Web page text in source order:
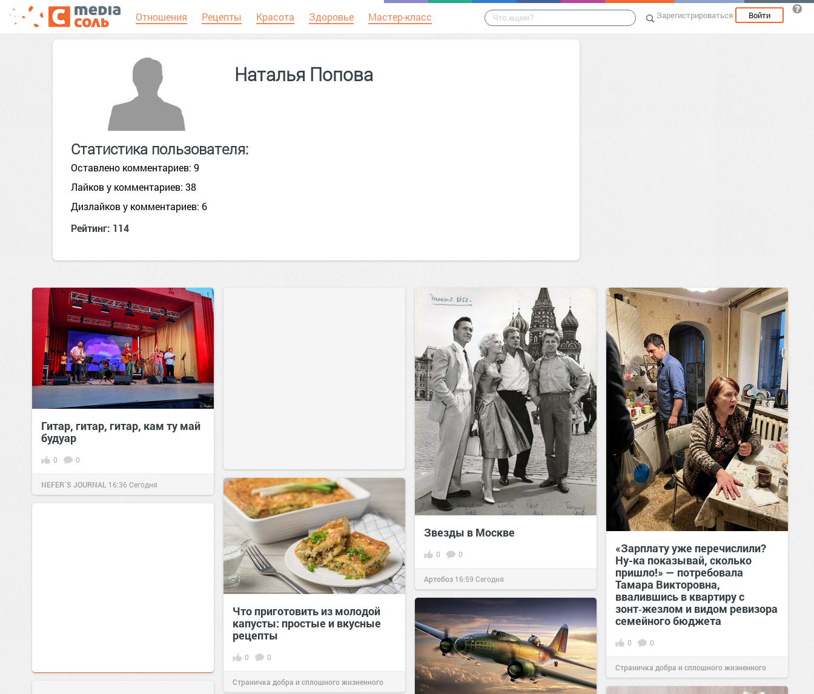
Отношения Рецепты Красота Здоровье Мастер-класс Зарегистрироваться Войти
Наталья Попова
Статистика пользователя:
Оставлено комментариев: 9
Лайков у комментариев: 38
Дизлайков у комментариев: 6
Рейтинг: 114
Гитар, гитар, гитар, кам ту май
будуар
0 0
NEFER`S JOURNAL 16:36Сегодня
Звезды в Москве
0 0
Артобоз 16:59 Сегодня
«Зарплату уже перечислили?
Ну-ка показывай, сколько
пришло!» — потребовала
Тамара Викторовна,
ввалившись в квартиру с
зонт‑жезлом и видом ревизора
семейного бюджета
0 0
Страничка добра и сплошного жизненного
позитива!17:38Сегодня
Что приготовить из молодой
капусты: простые и вкусные
рецепты
0 0
Страничка добра и сплошного жизненного